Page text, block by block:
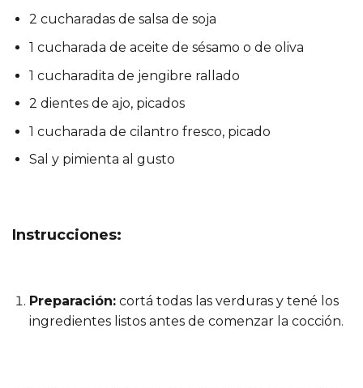
2 cucharadas de salsa de soja
1 cucharada de aceite de sésamo o de oliva
1 cucharadita de jengibre rallado
2 dientes de ajo, picados
1 cucharada de cilantro fresco, picado
Sal y pimienta al gusto
Instrucciones:
Preparación:cortá todas las verduras y tené los
ingredientes listos antes de comenzar la cocción.